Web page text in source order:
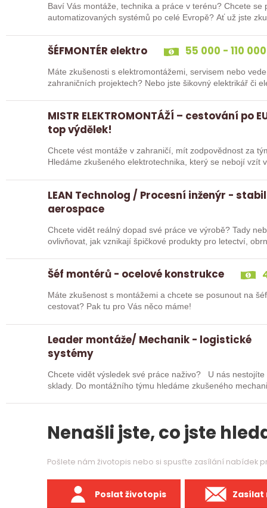
Baví Vás montáže, technika a práce v terénu? Chcete
automatizovaných
ŠÉFMONTÉR elektro 55 000 - 110
Máte zkušenosti s elektromontážemi, servisem nebo
zahraničních projektech? Nebo jste šikovný elektrikář či
MISTR ELEKTROMONTÁŽÍ – cestování po
top výdělek!
Chcete vést montáže v zahraničí, mít zodpovědnost za
Hledáme zkušeného elektrotechnika, který se nebojí
LEAN Technolog / Procesní inženýr -
aerospace
Chcete vidět reálný dopad své práce ve výrobě? Tady
ovlivňovat, jak vznikají špičkové produkty pro letectví,
Šéf montérů - ocelové konstrukce
Máte zkušenost s montážemi a chcete se posunout na
cestovat? Pak tu pro Vás něco máme!
Leader montáže/ Mechanik - logistické
systémy
Chcete vidět výsledek své práce naživo? U nás
sklady. Do montážního týmu hledáme zkušeného
Nenašli jste, co jste
Pošlete nám životopis nebo si spusťte zasílání nabídek
Poslat životopis Zasílat